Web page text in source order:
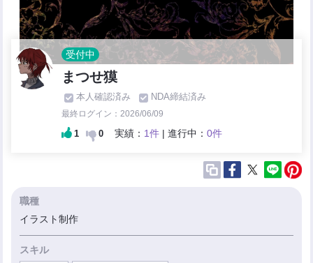
受付中
まつせ獏
本人確認済み
NDA締結済み
最終ログイン：2026/06/09
1 0 実績： 1件 | 進行中：0件
職種
イラスト制作
スキル